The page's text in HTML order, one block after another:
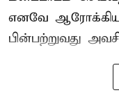
எனவே
பின்பற்றுவது